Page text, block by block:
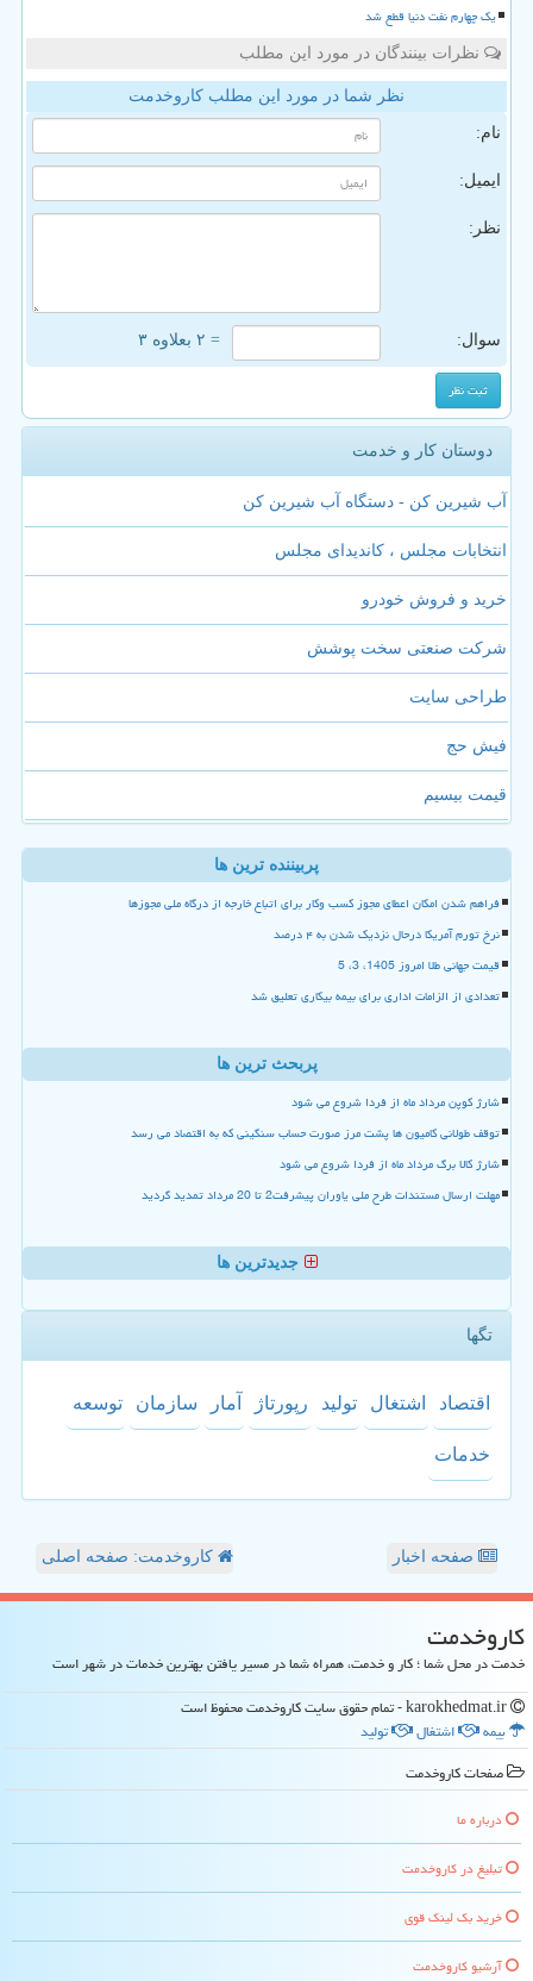
یک چهارم نفت دنیا قطع شد
نظرات بینندگان در مورد این مطلب
نظر شما در مورد این مطلب کاروخدمت
نام:
ایمیل:
نظر:
سوال: = ۲ بعلاوه ۳
دوستان کار و خدمت
آب شیرین کن - دستگاه آب شیرین کن
انتخابات مجلس ، کاندیدای مجلس
خرید و فروش خودرو
شرکت صنعتی سخت پوشش
طراحی سایت
فیش حج
قیمت بیسیم
پربیننده ترین ها
فراهم شدن امکان اعطای مجوز کسب وکار برای اتباع خارجه از درگاه ملی مجوزها
نرخ تورم آمریکا درحال نزدیک شدن به ۴ درصد
قیمت جهانی طلا امروز 1405، 3، 5
تعدادی از الزامات اداری برای بیمه بیکاری تعلیق شد
پربحث ترین ها
شارژ کوپن مرداد ماه از فردا شروع می شود
توقف طولانی کامیون ها پشت مرز صورت حساب سنگینی که به اقتصاد می رسد
شارژ کالا برگ مرداد ماه از فردا شروع می شود
مهلت ارسال مستندات طرح ملی یاوران پیشرفت2 تا 20 مرداد تمدید گردید
جدیدترین ها
تگها
اقتصاد اشتغال تولید رپورتاژ آمار سازمان توسعه
خدمات
صفحه اخبار کاروخدمت: صفحه اصلی
كاروخدمت
خدمت در محل شما ؛ کار و خدمت، همراه شما در مسیر یافتن بهترین خدمات در شهر است
بیمه
اشتغال
تولید
صفحات كاروخدمت
درباره ما
تبلیغ در كاروخدمت
خرید بک لینک قوی
آرشیو كاروخدمت